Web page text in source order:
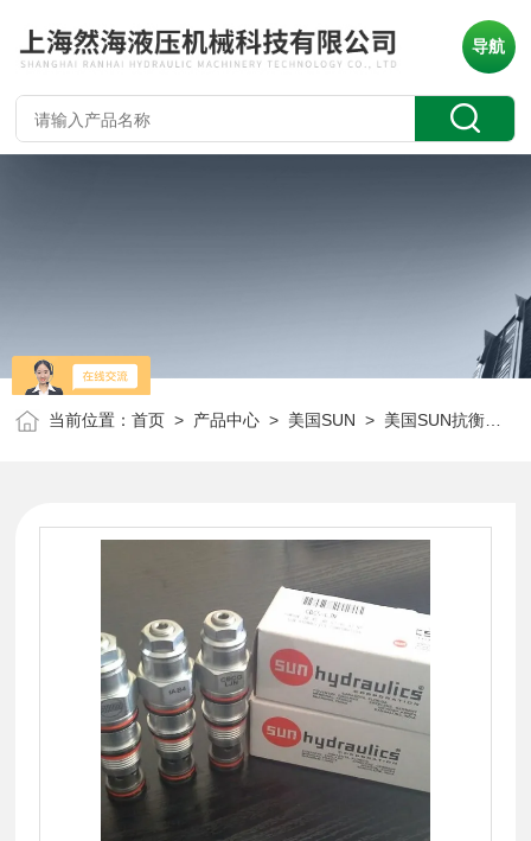
导航
当前位置：首页 > 产品中心 > 美国SUN > 美国SUN抗衡阀